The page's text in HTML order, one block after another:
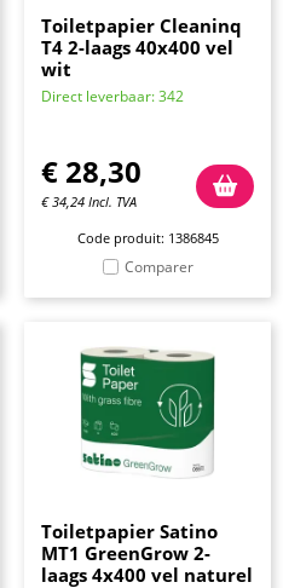
Toiletpapier Cleaninq
T4 2-laags 40x400 vel
wit
Direct leverbaar: 342
€ 28,30
€34,24 Incl. TVA
Code produit: 1386845
Comparer
Toiletpapier Satino
MT1 GreenGrow 2-
laags 4x400 vel naturel